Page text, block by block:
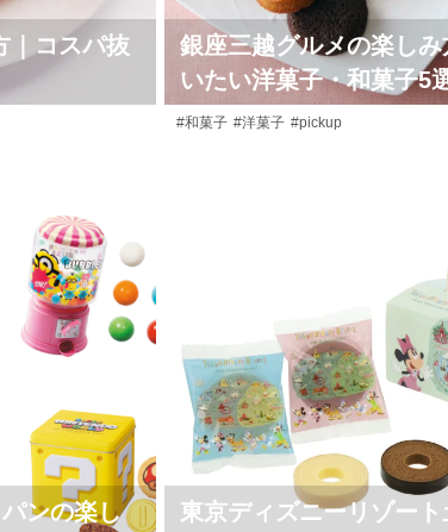
｜コスパ抜
銀座三越グルメの楽し
いたい洋菓子・和菓子5
#和菓子 #洋菓子 #pickup
ンの楽し
東京ディズニーリゾート